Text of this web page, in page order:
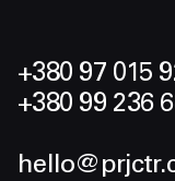
+380 97 015
+380 99 236